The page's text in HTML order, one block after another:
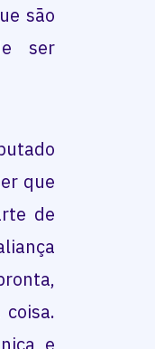
são
ser
que
de